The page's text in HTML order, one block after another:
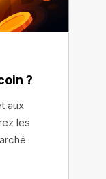
?
aux
les